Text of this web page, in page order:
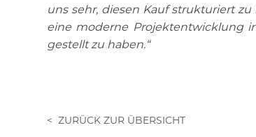
uns sehr, diesen Kauf strukturiert
eine moderne Projektentwicklung
gestellt zu haben.“